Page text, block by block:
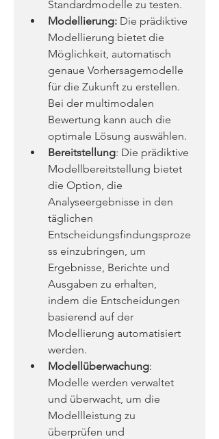
Standardmodelle zu testen.
Modellierung: Die prädiktive
Modellierung bietet die
Möglichkeit, automatisch
genaue Vorhersagemodelle
für die Zukunft zu erstellen.
Bei der multimodalen
Bewertung kann auch die
optimale Lösung auswählen.
Bereitstellung: Die prädiktive
Modellbereitstellung bietet
die Option, die
Analyseergebnisse in den
täglichen
Entscheidungsfindungsproze
ss einzubringen, um
Ergebnisse, Berichte und
Ausgaben zu erhalten,
indem die Entscheidungen
basierend auf der
Modellierung automatisiert
werden.
Modellüberwachung:
Modelle werden verwaltet
und überwacht, um die
Modellleistung zu
überprüfen und